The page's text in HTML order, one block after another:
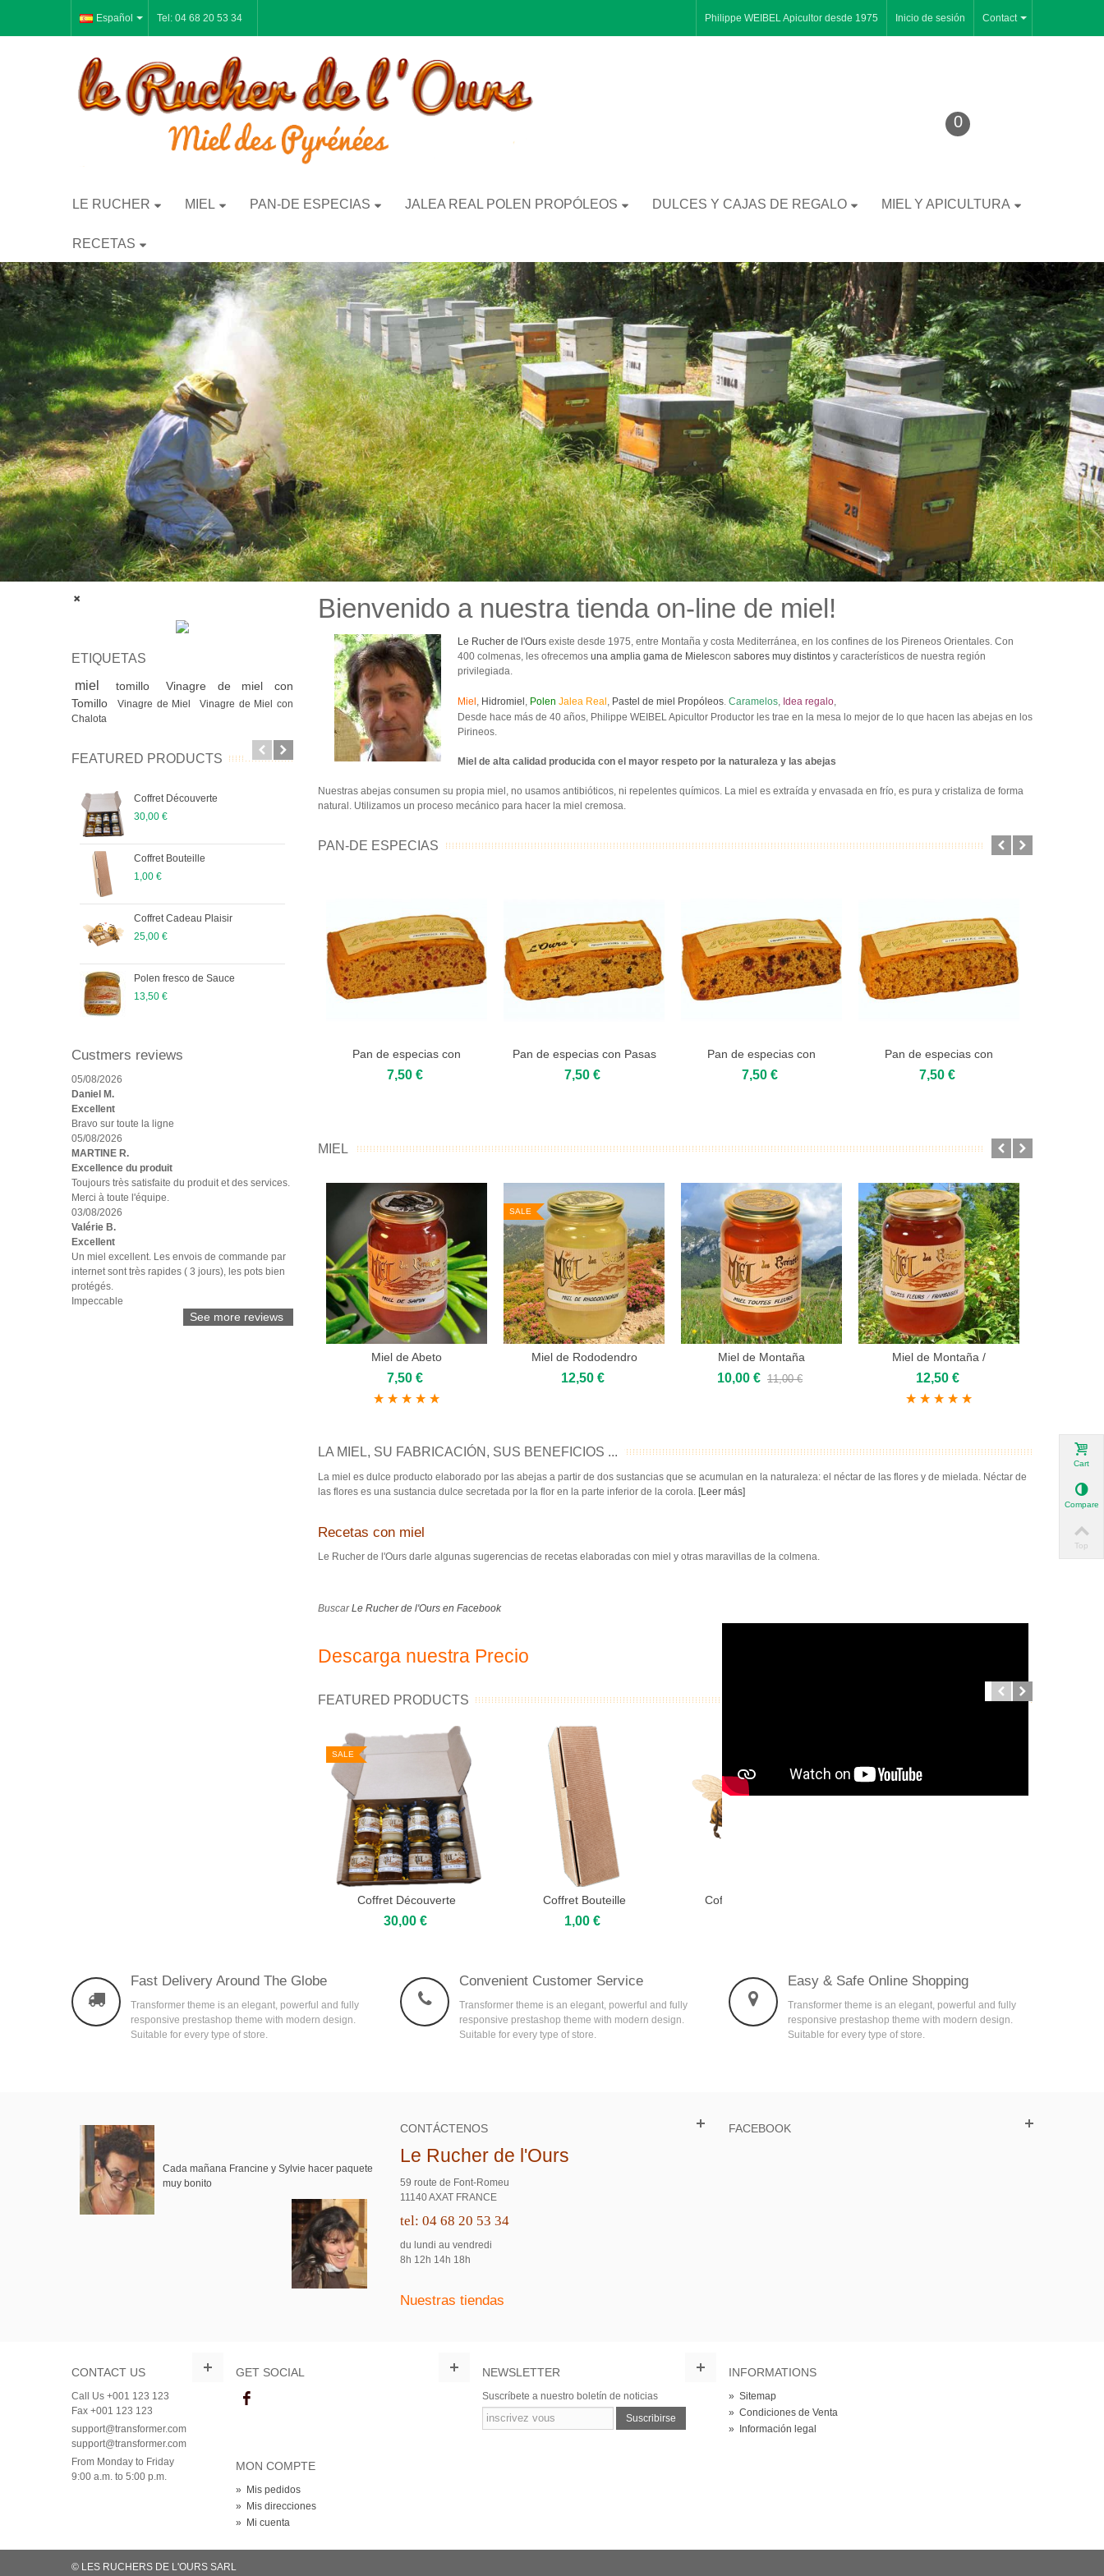
Español Contact
Tel: 04 68 20 53 34 Philippe WEIBEL Apicultor desde 1975 Inicio de sesión
0
LE RUCHER MIEL PAN-DE ESPECIAS JALEA REAL POLEN PROPÓLEOS DULCES Y CAJAS DE REGALO MIEL Y APICULTURA
RECETAS
ETIQUETAS
miel
tomillo
Vinagre de miel con
Tomillo
Vinagre de Miel
Vinagre de Miel con
Chalota
FEATURED PRODUCTS
Coffret Découverte
30,00 €
Coffret Bouteille
1,00 €
Coffret Cadeau Plaisir
25,00 €
Polen fresco de Sauce
13,50 €
Miel en Panal
Polen Fresco de Castaño
13,50 €
Miel de Dorycnium
11,00 €
Custmers reviews
05/08/2026
Daniel M.
Excellent
Bravo sur toute la ligne
05/08/2026
MARTINE R.
Excellence du produit
Toujours très satisfaite du produit et des services.
Merci à toute l'équipe.
03/08/2026
Valérie B.
Excellent
Un miel excellent. Les envois de commande par
internet sont très rapides ( 3 jours), les pots bien
protégés.
Impeccable
See more reviews
Bienvenido a nuestra tienda on-line de miel!
Le Rucher de l'Ours existe desde 1975, entre Montaña y costa Mediterránea, en los confines de los Pireneos Orientales. Con
400 colmenas, les ofrecemos una amplia gama de Mielescon sabores muy distintos y característicos de nuestra región
privilegiada.
Miel , Hidromiel , Polen Jalea Real , Pastel de miel Propóleos. Caramelos, Idea regalo,
Desde hace más de 40 años, Philippe WEIBEL Apicultor Productor les trae en la mesa lo mejor de lo que hacen las abejas en los
Pirineos.
Miel de alta calidad producida con el mayor respeto por la naturaleza y las abejas
Nuestras abejas consumen su propia miel, no usamos antibióticos, ni repelentes químicos. La miel es extraída y envasada en frío, es pura y cristaliza de forma
natural. Utilizamos un proceso mecánico para hacer la miel cremosa.
PAN-DE ESPECIAS
Add to cart
Pan de especias con
frambuesas
7,50 €
Add to cart
Pan de especias con Pasas
y Ron
7,50 €
Add to cart
Pan de especias con
Arándanos
7,50 €
Add to cart
Pan de especias con
jengibre...
7,50 €
MIEL
Add to cart
Miel de Abeto
7,50 €
SALE
Add to cart
Miel de Rododendro
12,50 €
Add to cart
Miel de Montaña
10,00 € 11,00 €
Add to cart
Miel de Montaña /
Frambueso
12,50 €
LA MIEL, SU FABRICACIÓN, SUS BENEFICIOS ...
La miel es dulce producto elaborado por las abejas a partir de dos sustancias que se acumulan en la naturaleza: el néctar de las flores y de mielada. Néctar de
las flores es una sustancia dulce secretada por la flor en la parte inferior de la corola. [Leer más]
Recetas con miel
Le Rucher de l'Ours darle algunas sugerencias de recetas elaboradas con miel y otras maravillas de la colmena.
BuscarLe Rucher de l'Ours en Facebook
Descarga nuestra Precio
FEATURED PRODUCTS
SALE
Add to cart
Coffret Découverte
30,00 €
Add to cart
Coffret Bouteille
1,00 €
Add to cart
Coffret Cadeau Plaisir
Fast Delivery Around The Globe
Transformer theme is an elegant, powerful and fully
responsive prestashop theme with modern design.
Suitable for every type of store.
Convenient Customer Service
Transformer theme is an elegant, powerful and fully
responsive prestashop theme with modern design.
Suitable for every type of store.
Easy & Safe Online Shopping
Transformer theme is an elegant, powerful and fully
responsive prestashop theme with modern design.
Suitable for every type of store.
Cada mañana Francine y Sylvie hacer paquete
muy bonito
CONTÁCTENOS
Le Rucher de l'Ours
59 route de Font-Romeu
11140 AXAT FRANCE
tel: 04 68 20 53 34
du lundi au vendredi
8h 12h 14h 18h
Nuestras tiendas
FACEBOOK
CONTACT US
Call Us +001 123 123
Fax +001 123 123
support@transformer.com
support@transformer.com
From Monday to Friday
9:00 a.m. to 5:00 p.m.
GET SOCIAL NEWSLETTER
Suscríbete a nuestro boletín de noticias
Suscribirse
INFORMATIONS
» Sitemap
» Condiciones de Venta
» Información legal
MON COMPTE
» Mis pedidos
» Mis direcciones
» Mi cuenta
© LES RUCHERS DE L'OURS SARL
Cart
Compare
Top